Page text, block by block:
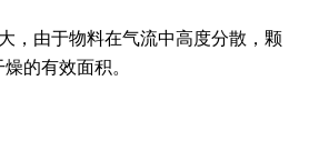
由于物料在气流中高度分散，颗
的有效面积。